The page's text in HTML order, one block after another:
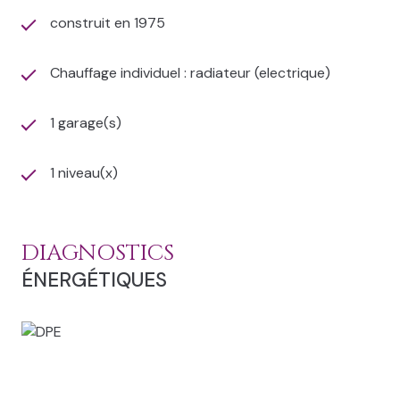
construit en 1975
Chauffage individuel : radiateur (electrique)
1 garage(s)
1 niveau(x)
DIAGNOSTICS
ÉNERGÉTIQUES